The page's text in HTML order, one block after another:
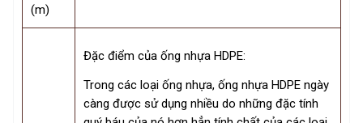
(m)
Đặc điểm của ống nhựa HDPE:
Trong các loại ống nhựa, ống nhựa HDPE ngày
càng được sử dụng nhiều do những đặc tính